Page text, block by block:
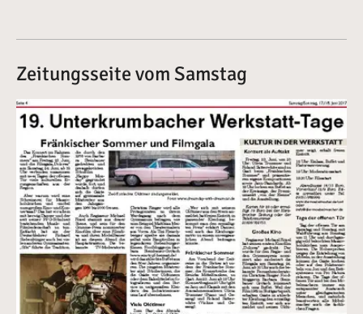
Zeitungsseite vom Samstag
Vergrößerte Version anzeigen